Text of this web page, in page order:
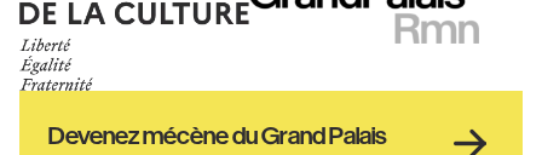
Ministère
de
la
HautDevenez mécène du Grand Palais